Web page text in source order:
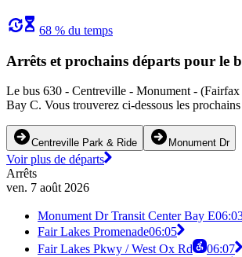
68 % du temps
Arrêts et prochains départs pour le
Le bus 630 - Centreville - Monument -
Bay C. Vous trouverez ci-dessous les
Centreville Park & Ride Monument Dr
Voir plus de départs
Arrêts
ven. 7 août 2026
Monument Dr Transit Center Bay E
Fair Lakes Promenade06:05
Fair Lakes Pkwy / West Ox Rd
06:07